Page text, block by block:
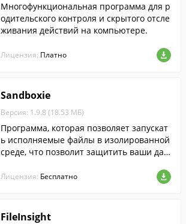
Многофункциональная программа для р
одительского контроля и скрытого отсле
живания действий на компьютере.
Лицензия: Платно
Sandboxie
Версия: 1.9.8 (18.53 МБ)
Программа, которая позволяет запускат
ь исполняемые файлы в изолированной
среде, что позволит защитить ваши дан
не правильно работающим ПО.
Лицензия: Бесплатно
FileInsight